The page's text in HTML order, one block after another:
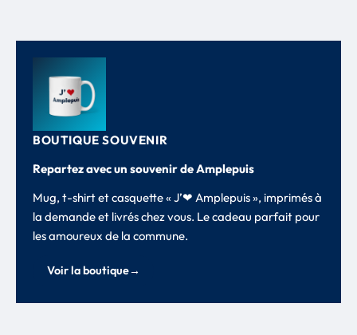
BOUTIQUE SOUVENIR
Repartez avec un souvenir de Amplepuis
Mug, t-shirt et casquette « J’❤ Amplepuis », imprimés à
la demande et livrés chez vous. Le cadeau parfait pour
les amoureux de la commune.
Voir la boutique→